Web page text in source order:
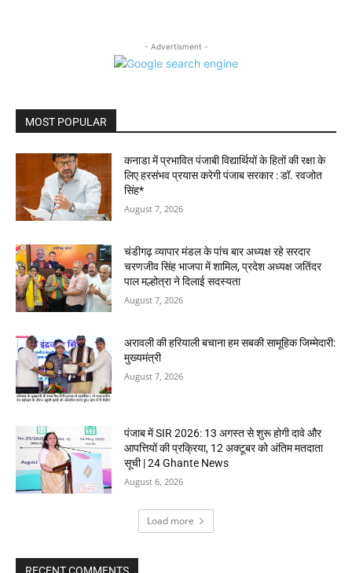
- Advertisment -
MOST POPULAR
कनाडा में प्रभावित पंजाबी विद्यार्थियों के हितों की रक्षा के
लिए हरसंभव प्रयास करेगी पंजाब सरकार : डॉ. रवजोत
सिंह*
August 7, 2026
चंडीगढ़ व्यापार मंडल के पांच बार अध्यक्ष रहे सरदार
चरणजीव सिंह भाजपा में शामिल, प्रदेश अध्यक्ष जतिंदर
पाल मल्होत्रा ने दिलाई सदस्यता
August 7, 2026
अरावली की हरियाली बचाना हम सबकी सामूहिक जिम्मेदारी:
मुख्यमंत्री
August 7, 2026
पंजाब में SIR 2026: 13 अगस्त से शुरू होगी दावे और
आपत्तियों की प्रक्रिया, 12 अक्टूबर को अंतिम मतदाता
सूची | 24 Ghante News
August 6, 2026
Load more